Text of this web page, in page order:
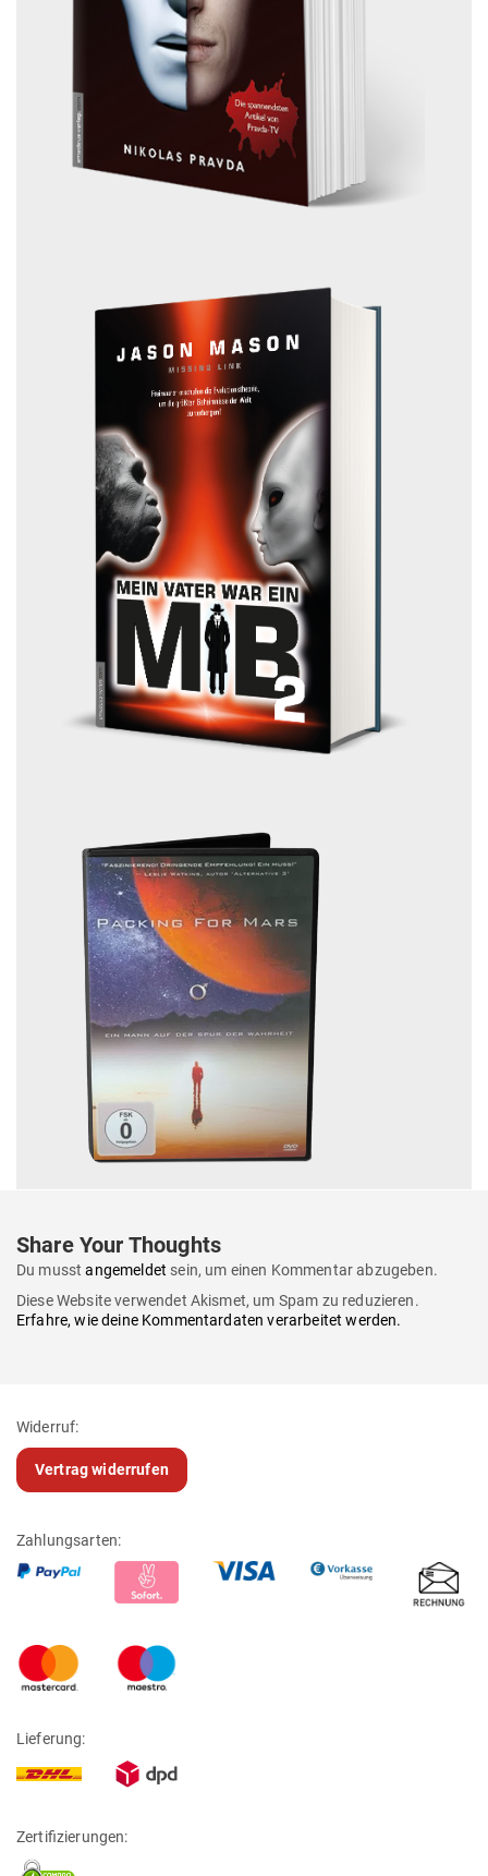
Share Your Thoughts
Du musstangemeldet sein, um einen Kommentar abzugeben.
Diese Website verwendet Akismet, um Spam zu reduzieren.
Erfahre, wie deine Kommentardaten verarbeitet werden.
Widerruf:
Vertrag widerrufen
Zahlungsarten:
Lieferung:
Zertifizierungen: